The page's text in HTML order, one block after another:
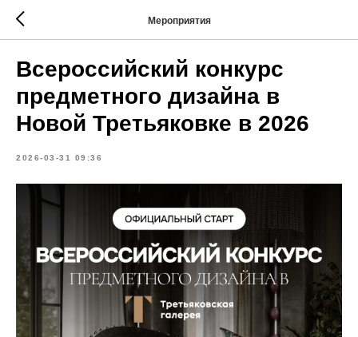
Мероприятия
Всероссийский конкурс
предметного дизайна в
Новой Третьяковке в 2026
2026-03-31 09:36